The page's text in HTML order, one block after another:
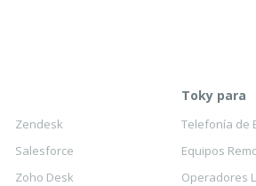
Zendesk
Salesforce
Zoho Desk
Toky para
Telefonía de
Equipos
Operadores